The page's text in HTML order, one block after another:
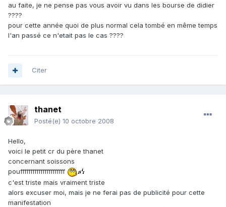
au faite, je ne pense pas vous avoir vu dans les bourse de didier
????
pour cette année quoi de plus normal cela tombé en même temps
l'an passé ce n'etait pas le cas ????
Citer
thanet
Posté(e) 10 octobre 2008
Hello,
voici le petit cr du père thanet
concernant soissons
pouffffffffffffffffffffff
c'est triste mais vraiment triste
alors excuser moi, mais je ne ferai pas de publicité pour cette
manifestation